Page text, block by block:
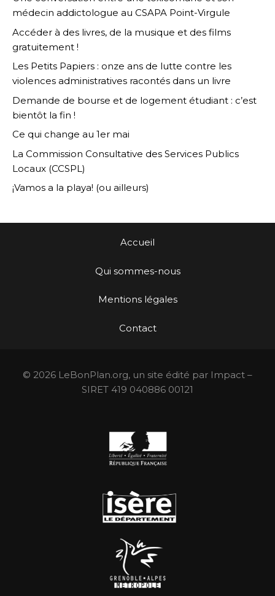
médecin addictologue au CSAPA Point-Virgule
Accéder à des livres, de la musique et des films
gratuitement !
Les Petits Papiers : onze ans de lutte contre les
violences administratives racontés dans un livre
Demande de bourse et de logement étudiant : c’est
bientôt la fin !
Ce qui change au 1er mai
La Commission Consultative des Services Publics
Locaux (CCSPL)
¡Vamos a la playa! (ou ailleurs)
Accueil
Qui sommes-nous
Mentions légales
Contact
© 2026 LeBonPlan.org, un site édité par Impact –
SIRET 419 040886 00121